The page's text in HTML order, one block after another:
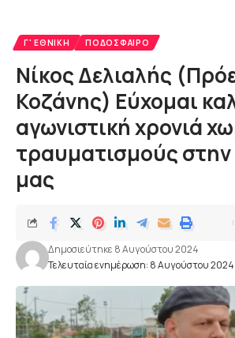
Γ' ΕΘΝΙΚΉ ΠΟΔΌΣΦΑΙΡΟ
Νίκος Δελιαλής
Κοζάνης) Εύχομαι
αγωνιστική χρονιά
τραυματισμούς
μας
Τελευταία ενημέρωση: 8 Αυγούστου 2024
Δημοσιεύτηκε 8 Αυγούστου 2024